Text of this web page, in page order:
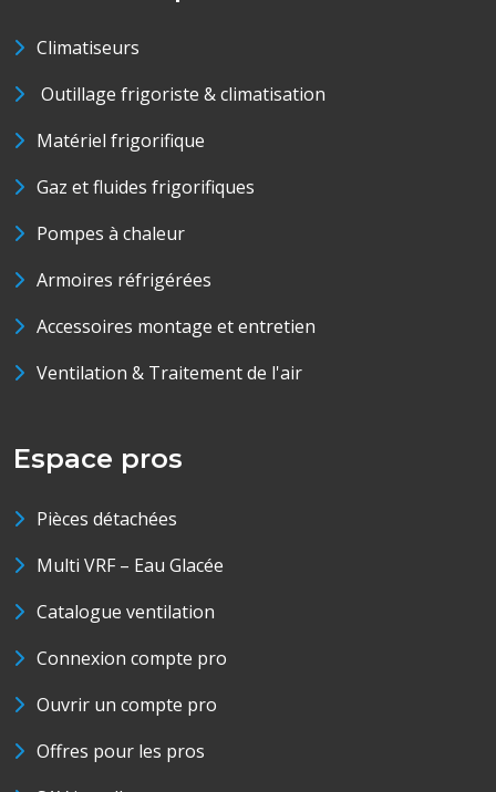
Climatiseurs
Outillage frigoriste & climatisation
Matériel frigorifique
Gaz et fluides frigorifiques
Pompes à chaleur
Armoires réfrigérées
Accessoires montage et entretien
Ventilation & Traitement de l'air
Espace pros
Pièces détachées
Multi VRF – Eau Glacée
Catalogue ventilation
Connexion compte pro
Ouvrir un compte pro
Offres pour les pros